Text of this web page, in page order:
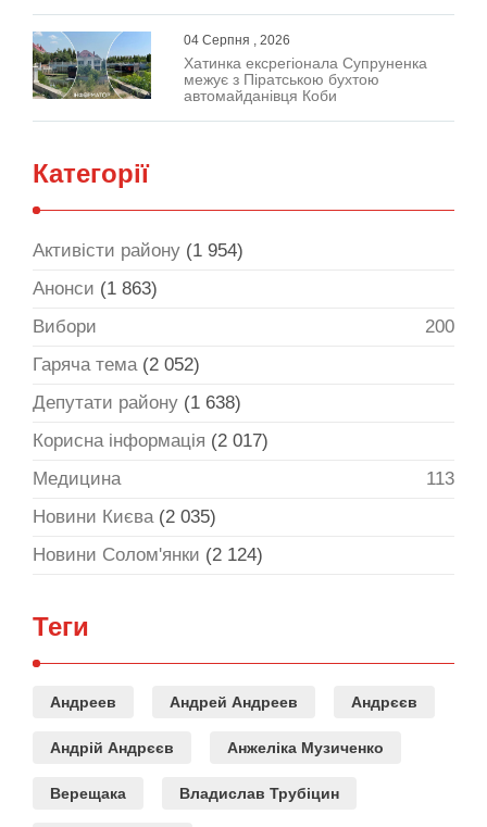
04 Серпня , 2026
Хатинка ексрегіонала Супруненка
межує з Піратською бухтою
автомайданівця Коби
Категорії
Активісти району (1 954)
Анонси (1 863)
Вибори
200
Гаряча тема(2 052)
Депутати району (1 638)
Корисна інформація (2 017)
Медицина
113
Новини Києва(2 035)
Новини Солом'янки (2 124)
Теги
Андреев Андрей Андреев Андрєєв
Андрій Андрєєв Анжеліка Музиченко
Верещака Владислав Трубіцин